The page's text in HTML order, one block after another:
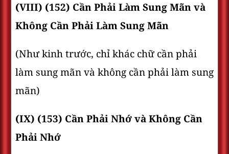
(VIII) (152) Cần Phải Làm Sung Mãn và
Không Cần Phải Làm Sung Mãn
(Như kinh trước, chỉ khác chữ cần phải
làm sung mãn và không cần phải làm sung
mãn)
(IX) (153) Cần Phải Nhớ và Không Cần
Phải Nhớ